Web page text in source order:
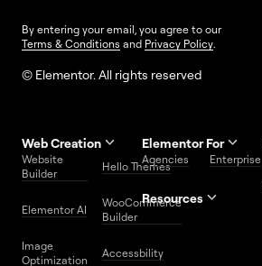
By entering your email, you agree to our
Terms & Conditions and Privacy Policy
© Elementor. All rights reserved
Web Creation
Website
Builder
Hello Themes
Elementor AI
WooCommerce
Builder
Image
Optimization
Accessbility
Elementor For
Agencies Enterprise
Resources
Website